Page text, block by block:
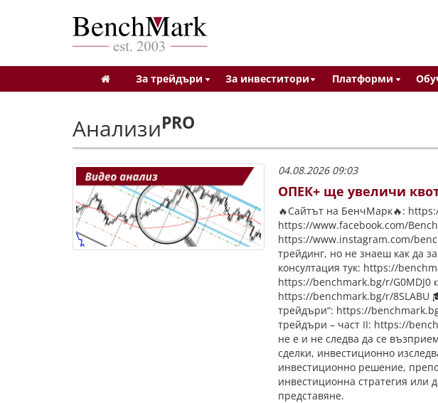
За трейдъри За инвеститори Платформи
АнализиPRO
04.08.2026 09:03
ОПЕК+ ще увеличи
🔥Сайтът на БенчМарк🔥:
https://www.facebook.com/
https://www.instagram.com/
трейдинг, но не знаеш как да
консултация тук: https://
https://benchmark.bg/r/G0MDJ0
https://benchmark.bg/r/8SLABU
трейдъри“: https://
трейдъри – част II: https://
не е и не следва да се
сделки, инвестиционно
инвестиционно решение,
инвестиционна стратегия или
представяне.